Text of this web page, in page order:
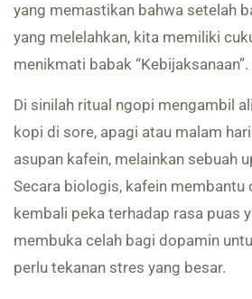
yang memastikan bahwa setelah
yang melelahkan, kita memiliki
menikmati babak “Kebijaksanaan”.
Di sinilah ritual ngopi mengambil
kopi di sore, apagi atau malam
asupan kafein, melainkan sebuah
Secara biologis, kafein membantu
kembali peka terhadap rasa puas
membuka celah bagi dopamin
perlu tekanan stres yang besar.